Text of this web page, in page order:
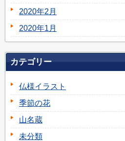
2020年2月
2020年1月
カテゴリー
仏様イラスト
季節の花
山名蔵
未分類